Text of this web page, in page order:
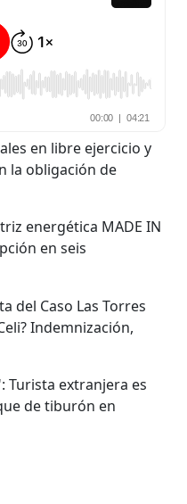
en libre ejercicio y
la obligación de
energética MADE IN
en seis
del Caso Las Torres
Indemnización,
Turista extranjera es
de tiburón en